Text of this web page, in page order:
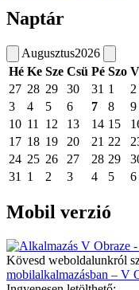
Naptár
Augusztus2026
Hé Ke Sze Csü Pé Szo
27 28 29 30 31 1
2
3
4 5 6 7 8
9
10 11 12 13 14 15
17 18 19 20 21 22
24 25 26 27 28 29
31
1 2 3 4 5 6
Mobil verzió
Kövesd weboldalunkról
mobilalkalmazásban – V